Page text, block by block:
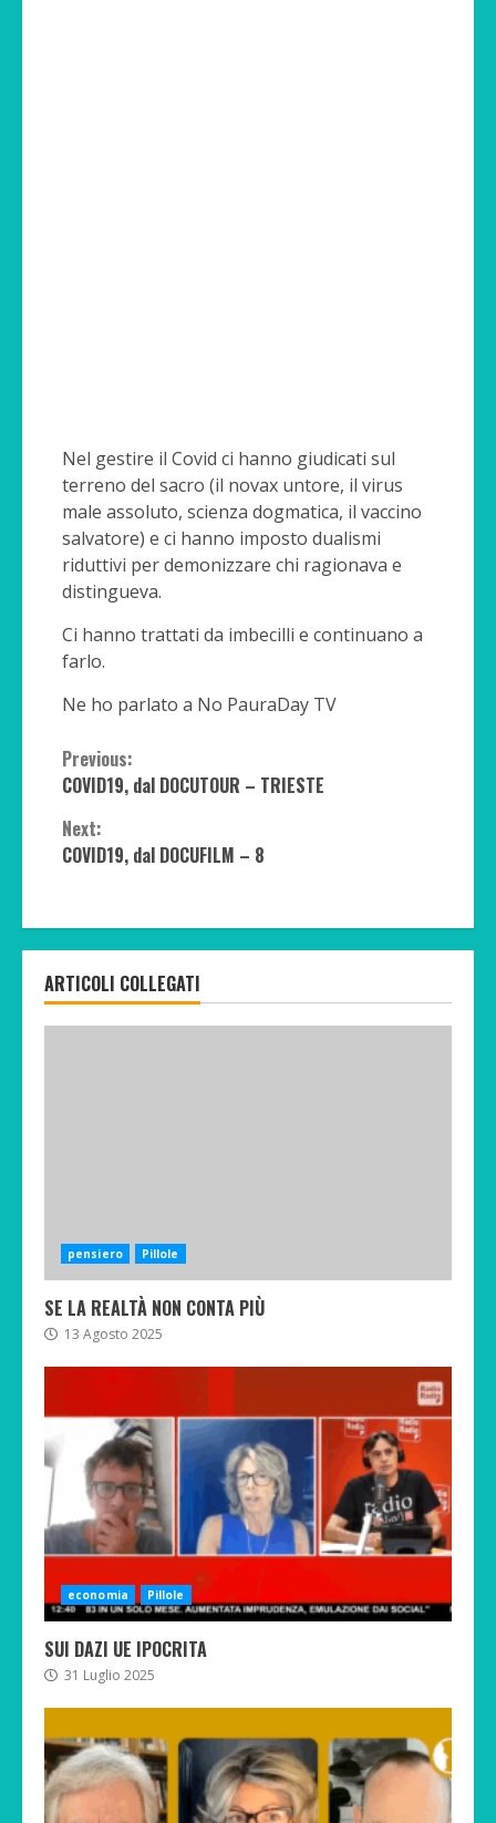
Nel gestire il Covid ci hanno giudicati sul
terreno del sacro (il novax untore, il virus
male assoluto, scienza dogmatica, il vaccino
salvatore) e ci hanno imposto dualismi
riduttivi per demonizzare chi ragionava e
distingueva.
Ci hanno trattati da imbecilli e continuano a
farlo.
Ne ho parlato a No PauraDay TV
Continue
Reading
Previous:
COVID19, dal DOCUTOUR – TRIESTE
Next:
COVID19, dal DOCUFILM – 8
ARTICOLI COLLEGATI
pensiero Pillole
SE LA REALTÀ NON CONTA PIÙ
13 Agosto 2025
economia Pillole
SUI DAZI UE IPOCRITA
31 Luglio 2025